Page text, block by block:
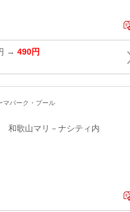
→ 490円
マパーク・プール
和歌山マリ－ナシティ内